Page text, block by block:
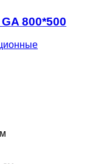
800*500